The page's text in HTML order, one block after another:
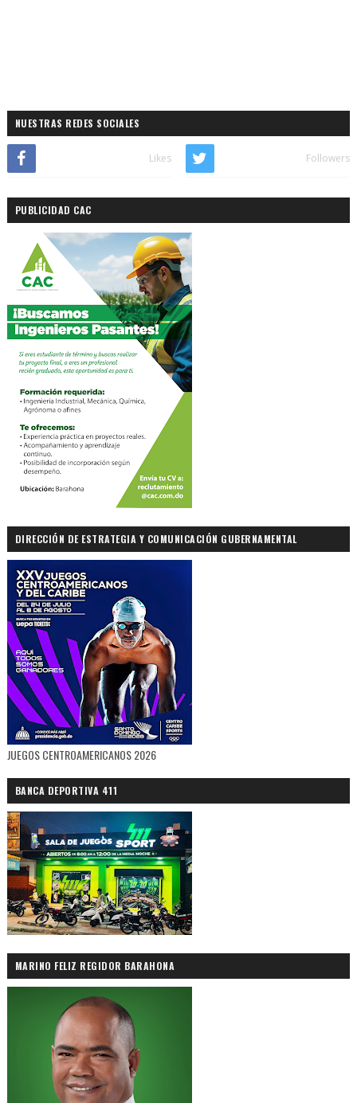
NUESTRAS REDES SOCIALES
Likes Followers
PUBLICIDAD CAC
DIRECCIÓN DE ESTRATEGIA Y COMUNICACIÓN GUBERNAMENTAL
JUEGOS CENTROAMERICANOS 2026
BANCA DEPORTIVA 411
MARINO FELIZ REGIDOR BARAHONA